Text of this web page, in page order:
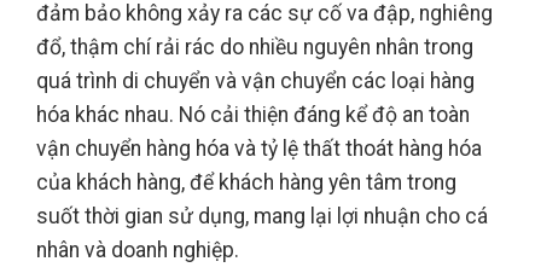
đảm bảo không xảy ra các sự cố va đập, nghiêng
đổ, thậm chí rải rác do nhiều nguyên nhân trong
quá trình di chuyển và vận chuyển các loại hàng
hóa khác nhau. Nó cải thiện đáng kể độ an toàn
vận chuyển hàng hóa và tỷ lệ thất thoát hàng hóa
của khách hàng, để khách hàng yên tâm trong
suốt thời gian sử dụng, mang lại lợi nhuận cho cá
nhân và doanh nghiệp.